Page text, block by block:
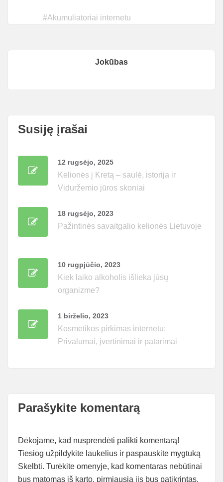
#Akumuliatoriai internetu
Jokūbas
Susiję įrašai
12 rugsėjo, 2025
Kelionės į Kretą – saulė, istorija ir
Viduržemio jūros skoniai
18 rugsėjo, 2023
Pažintinės savaitgalio kelionės Lietuvoje
10 rugpjūčio, 2023
Kiek laiko alkoholis išlieka jūsų
organizme?
1 birželio, 2023
Kosmetikos pirkimas internetu:
Privalumai, įvertinimai ir patarimai
Parašykite komentarą
Dėkojame, kad nusprendėti palikti komentarą!
Tiesiog užpildykite laukelius ir paspauskite mygtuką
Skelbti. Turėkite omenyje, kad komentaras nebūtinai
bus matomas iš karto, pirmiausia jis bus patikrintas.